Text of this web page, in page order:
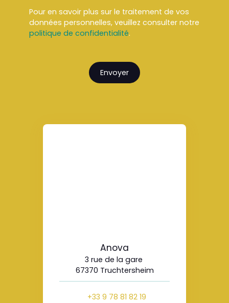
Pour en savoir plus sur le traitement de vos
données personnelles, veuillez consulter notre
politique de confidentialité.
Envoyer
Anova
3 rue de la gare
67370 Truchtersheim
+33 9 78 81 82 19